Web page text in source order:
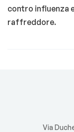
contro influenza
raffreddore.
Via